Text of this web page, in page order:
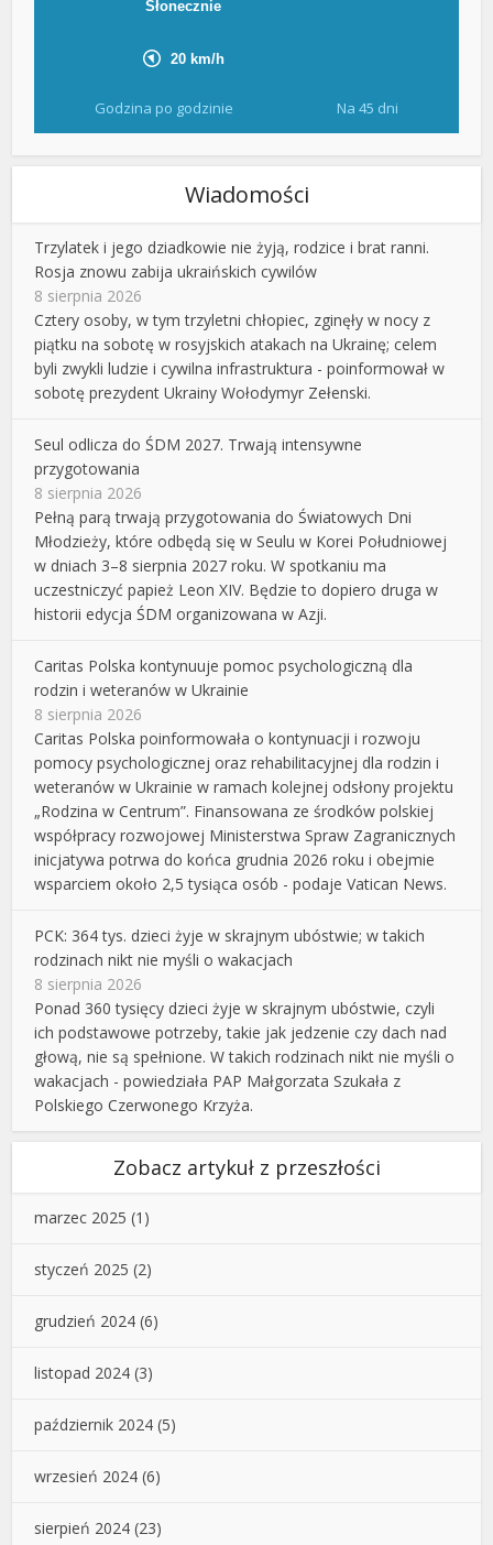
Godzina po godzinie Na 45 dni
Wiadomości
Trzylatek i jego dziadkowie nie żyją, rodzice i brat ranni.
Rosja znowu zabija ukraińskich cywilów
8 sierpnia 2026
Cztery osoby, w tym trzyletni chłopiec, zginęły w nocy z
piątku na sobotę w rosyjskich atakach na Ukrainę; celem
byli zwykli ludzie i cywilna infrastruktura - poinformował w
sobotę prezydent Ukrainy Wołodymyr Zełenski.
Seul odlicza do ŚDM 2027. Trwają intensywne
przygotowania
8 sierpnia 2026
Pełną parą trwają przygotowania do Światowych Dni
Młodzieży, które odbędą się w Seulu w Korei Południowej
w dniach 3–8 sierpnia 2027 roku. W spotkaniu ma
uczestniczyć papież Leon XIV. Będzie to dopiero druga w
historii edycja ŚDM organizowana w Azji.
Caritas Polska kontynuuje pomoc psychologiczną dla
rodzin i weteranów w Ukrainie
8 sierpnia 2026
Caritas Polska poinformowała o kontynuacji i rozwoju
pomocy psychologicznej oraz rehabilitacyjnej dla rodzin i
weteranów w Ukrainie w ramach kolejnej odsłony projektu
„Rodzina w Centrum”. Finansowana ze środków polskiej
współpracy rozwojowej Ministerstwa Spraw Zagranicznych
inicjatywa potrwa do końca grudnia 2026 roku i obejmie
wsparciem około 2,5 tysiąca osób - podaje Vatican News.
PCK: 364 tys. dzieci żyje w skrajnym ubóstwie; w takich
rodzinach nikt nie myśli o wakacjach
8 sierpnia 2026
Ponad 360 tysięcy dzieci żyje w skrajnym ubóstwie, czyli
ich podstawowe potrzeby, takie jak jedzenie czy dach nad
głową, nie są spełnione. W takich rodzinach nikt nie myśli o
wakacjach - powiedziała PAP Małgorzata Szukała z
Polskiego Czerwonego Krzyża.
Zobacz artykuł z przeszłości
marzec 2025 (1)
styczeń 2025 (2)
grudzień 2024 (6)
listopad 2024 (3)
październik 2024 (5)
wrzesień 2024 (6)
sierpień 2024 (23)